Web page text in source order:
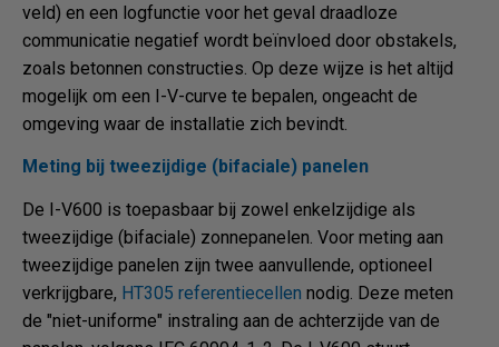
veld) en een logfunctie voor het geval draadloze
communicatie negatief wordt beïnvloed door obstakels,
zoals betonnen constructies. Op deze wijze is het altijd
mogelijk om een I-V-curve te bepalen, ongeacht de
omgeving waar de installatie zich bevindt.
Meting bij tweezijdige (bifaciale) panelen
De I-V600 is toepasbaar bij zowel enkelzijdige als
tweezijdige (bifaciale) zonnepanelen. Voor meting aan
tweezijdige panelen zijn twee aanvullende, optioneel
verkrijgbare, HT305 referentiecellen nodig. Deze meten
de "niet-uniforme" instraling aan de achterzijde van de